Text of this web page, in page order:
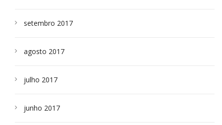
setembro 2017
agosto 2017
julho 2017
junho 2017